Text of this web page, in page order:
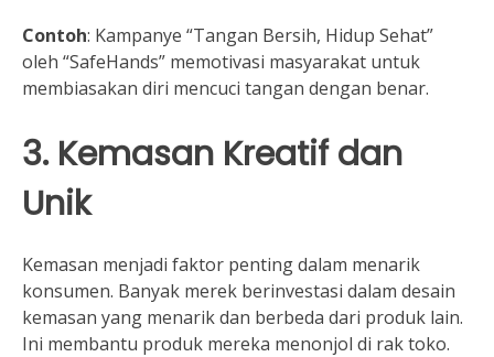
Contoh: Kampanye “Tangan Bersih, Hidup Sehat”
oleh “SafeHands” memotivasi masyarakat untuk
membiasakan diri mencuci tangan dengan benar.
3. Kemasan Kreatif dan
Unik
Kemasan menjadi faktor penting dalam menarik
konsumen. Banyak merek berinvestasi dalam desain
kemasan yang menarik dan berbeda dari produk lain.
Ini membantu produk mereka menonjol di rak toko.